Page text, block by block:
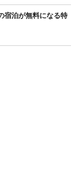
宿泊が無料になる特